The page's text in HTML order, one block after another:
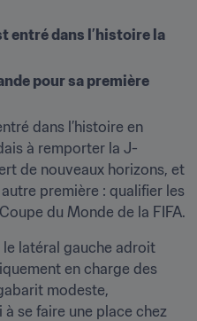
entré dans l’histoire la
pour sa première
dans l’histoire en
à remporter la J-
de nouveaux horizons, et
du Monde de la FIFA.
le latéral gauche adroit
en charge des
modeste,
se faire une place chez